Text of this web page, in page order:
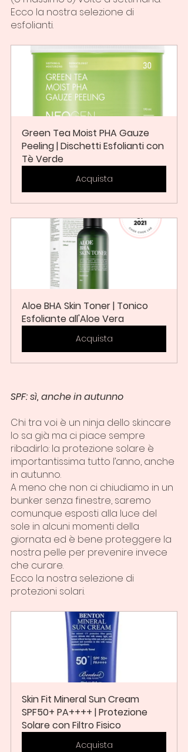
Ecco la nostra selezione di
esfolianti.
Green Tea Moist PHA Gauze
Peeling | Dischetti Esfolianti con
Tè Verde
Acquista
Aloe BHA Skin Toner | Tonico
Esfoliante all'Aloe Vera
Acquista
SPF: sì, anche in autunno
Chi tra voi è un ninja dello skincare
lo sa già ma ci piace sempre
ribadirlo: la protezione solare è
importantissima tutto l’anno, anche
in autunno.
A meno che non ci chiudiamo in un
bunker senza finestre, saremo
comunque esposti alla luce del
sole in alcuni momenti della
giornata ed è bene proteggere la
nostra pelle per prevenire invece
che curare.
Ecco la nostra selezione di
protezioni solari.
Skin Fit Mineral Sun Cream
SPF50+ PA++++ | Protezione
Solare con Filtro Fisico
Acquista